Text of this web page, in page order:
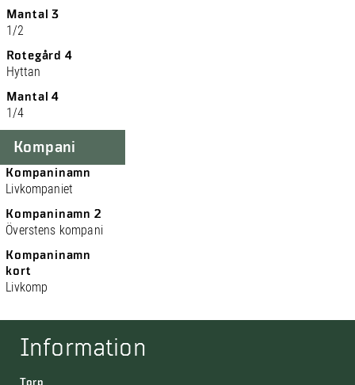
Mantal 3
1/2
Rotegård 4
Hyttan
Mantal 4
1/4
Kompani
Kompaninamn
Livkompaniet
Kompaninamn 2
Överstens kompani
Kompaninamn
kort
Livkomp
Information